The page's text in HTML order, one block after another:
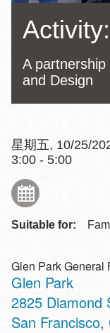
A
and Design
星期五, 10/25/
3:00 - 5:00
Suitable for:
Glen Park General
Glen Park
Address
2825 Diamond
San Francisco,